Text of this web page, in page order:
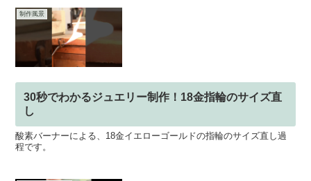
制作風景
30秒でわかるジュエリー制作！18金指輪のサイズ直
し
酸素バーナーによる、18金イエローゴールドの指輪のサイズ直し過
程です。